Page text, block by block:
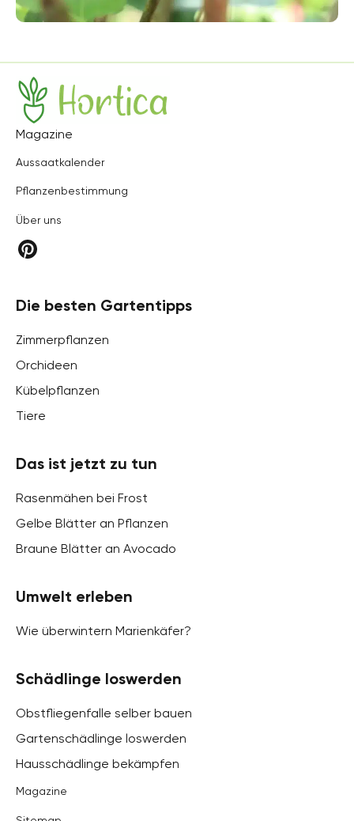
Hortica
Magazine
Aussaatkalender
Pflanzenbestimmung
Über uns
Die besten Gartentipps
Zimmerpflanzen
Orchideen
Kübelpflanzen
Tiere
Das ist jetzt zu tun
Rasenmähen bei Frost
Gelbe Blätter an Pflanzen
Braune Blätter an Avocado
Umwelt erleben
Wie überwintern Marienkäfer?
Schädlinge loswerden
Obstfliegenfalle selber bauen
Gartenschädlinge loswerden
Hausschädlinge bekämpfen
Magazine